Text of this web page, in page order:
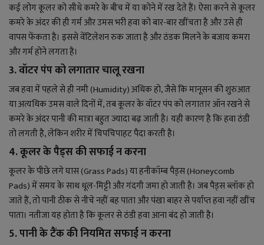
कई लोग कूलर को सीधे कमरे के बीच में या कोने में रख देते हैं। ऐसा करने से कूलर
कमरे के अंदर की ही गर्म और उमस भरी हवा को बार-बार खींचता है और उसे ही
वापस फेंकता है। इससे वेंटिलेशन रुक जाता है और ठंडक मिलने के बजाय कमरा
और गर्म होने लगता है।
3. वॉटर पंप को लगातार चालू रखना
जब हवा में पहले से ही नमी (Humidity) अधिक हो, जैसे कि मानूसन की शुरुआत
या अत्यधिक उमस वाले दिनों में, तब कूलर के वॉटर पंप को लगातार ऑन रखने से
कमरे के अंदर पानी की मात्रा बहुत ज्यादा बढ़ जाती है। यही कारण है कि हवा ठंडी
तो लगती है, लेकिन शरीर में चिपचिपाहट पैदा करती है।
4. कूलर के पैड्स की सफाई न करना
कूलर के पीछे लगे घास (Grass Pads) या हनीकॉम्ब पैड्स (Honeycomb
Pads) में समय के साथ धूल-मिट्टी और गंदगी जमा हो जाती है। जब पैड्स ब्लॉक हो
जाते हैं, तो पानी ठीक से नीचे नहीं बह पाता और पंखा बाहर से पर्याप्त हवा नहीं खींच
पाता। नतीजा यह होता है कि कूलर से ठंडी हवा आना बंद हो जाती है।
5. पानी के टैंक की नियमित सफाई न करना